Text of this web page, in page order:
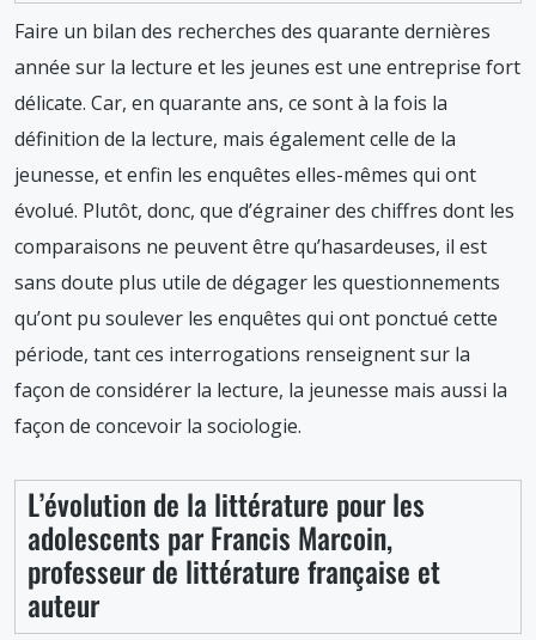
Faire un bilan des recherches des quarante dernières
année sur la lecture et les jeunes est une entreprise fort
délicate. Car, en quarante ans, ce sont à la fois la
définition de la lecture, mais également celle de la
jeunesse, et enfin les enquêtes elles-mêmes qui ont
évolué. Plutôt, donc, que d’égrainer des chiffres dont les
comparaisons ne peuvent être qu’hasardeuses, il est
sans doute plus utile de dégager les questionnements
qu’ont pu soulever les enquêtes qui ont ponctué cette
période, tant ces interrogations renseignent sur la
façon de considérer la lecture, la jeunesse mais aussi la
façon de concevoir la sociologie.
L’évolution de la littérature pour les
adolescents par Francis Marcoin,
professeur de littérature française et
auteur